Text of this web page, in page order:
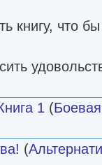
книгу, что
1 (
(